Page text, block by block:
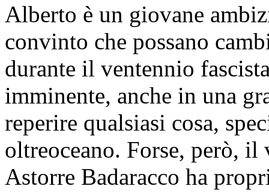
Alberto è un giovane
convinto che possano
durante il ventennio
imminente, anche in una
reperire qualsiasi cosa,
oltreoceano. Forse, però,
Astorre Badaracco ha